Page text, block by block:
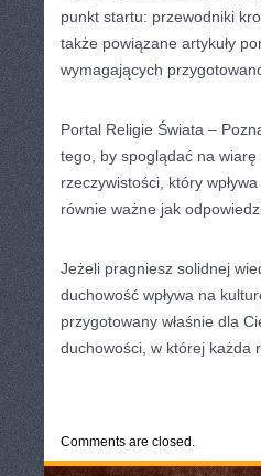
punkt startu: przewodniki
także powiązane artykuły
wymagających
Portal Religie Świata –
tego, by spoglądać na
rzeczywistości, który
równie ważne jak
Jeżeli pragniesz solidnej
duchowość wpływa na
przygotowany właśnie dla
duchowości, w której każda
Comments are closed.